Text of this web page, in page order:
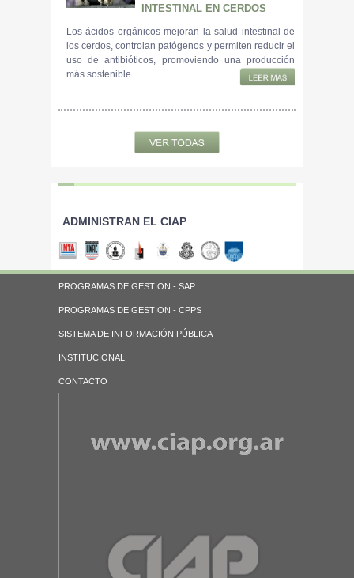
INTESTINAL EN CERDOS
Los ácidos orgánicos mejoran la salud intestinal de
los cerdos, controlan patógenos y permiten reducir el
uso de antibióticos, promoviendo una producción
más sostenible.
ADMINISTRAN EL CIAP
PROGRAMAS DE GESTION - SAP
PROGRAMAS DE GESTION - CPPS
SISTEMA DE INFORMACIÓN PÚBLICA
INSTITUCIONAL
CONTACTO